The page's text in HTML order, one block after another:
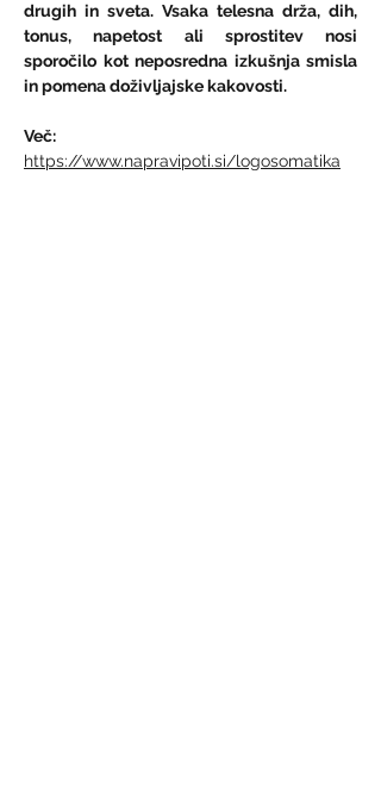
drugih in sveta. Vsaka telesna drža, dih,
tonus, napetost ali sprostitev nosi
sporočilo kot neposredna izkušnja smisla
in pomena doživljajske kakovosti.
https://www.napravipoti.si/logosomatika